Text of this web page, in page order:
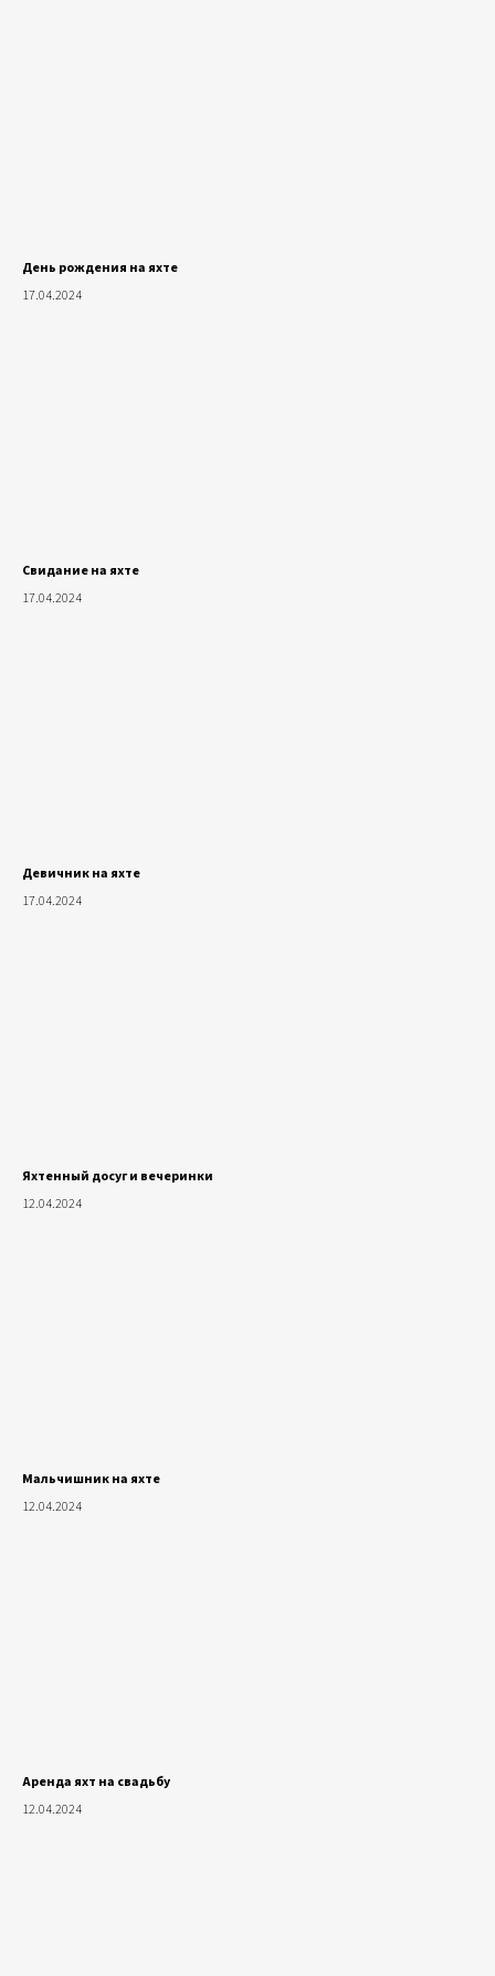
День рождения на яхте
17.04.2024
Свидание на яхте
17.04.2024
Девичник на яхте
17.04.2024
Яхтенный досуг и вечеринки
12.04.2024
Мальчишник на яхте
12.04.2024
Аренда яхт на свадьбу
12.04.2024